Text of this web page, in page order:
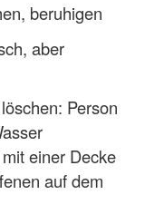
beruhigen
aber
Person
einer Decke
auf dem